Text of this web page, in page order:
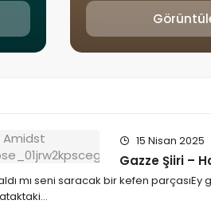
15 Nisan 2025
Gazze Şiiri –
mı seni saracak bir kefen